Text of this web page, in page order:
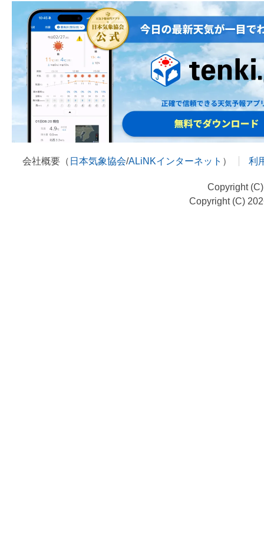
会社概要（ 日本気象協会/ALiNKインターネット ） 利
Copyright
Copyright (C)